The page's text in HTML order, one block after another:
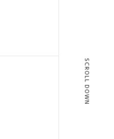
SCROLL DOWN